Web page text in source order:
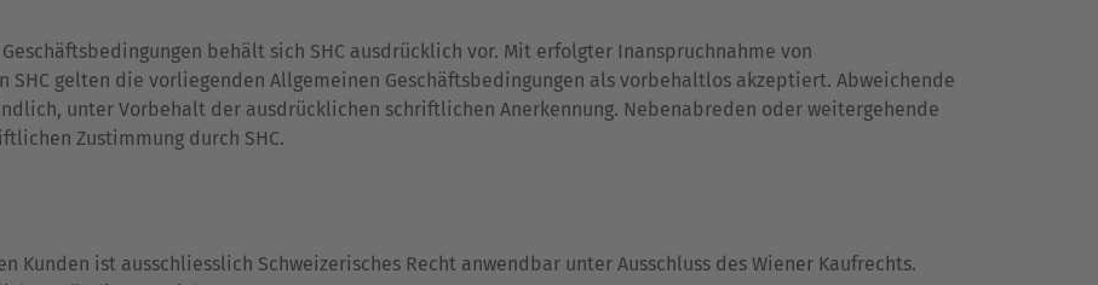
behält sich SHC ausdrücklich vor. Mit erfolgter Inanspruchnahme von
gelten die vorliegenden Allgemeinen Geschäftsbedingungen als vorbehaltlos akzeptiert. Abweichende
unter Vorbehalt der ausdrücklichen schriftlichen Anerkennung. Nebenabreden oder weitergehende
Zustimmung durch SHC.
Kunden ist ausschliesslich Schweizerisches Recht anwendbar unter Ausschluss des Wiener Kaufrechts.